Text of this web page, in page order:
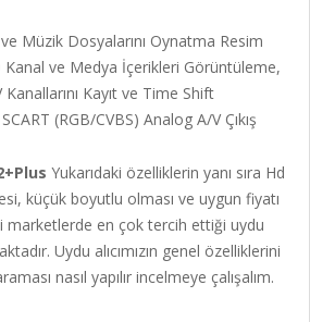
Müzik Dosyalarını Oynatma Resim
ve Medya İçerikleri Görüntüleme,
Kayıt ve Time Shift
(RGB/CVBS) Analog A/V Çıkış
Yukarıdaki özelliklerin yanı sıra Hd
küçük boyutlu olması ve uygun fiyatı
marketlerde en çok tercih ettiği uydu
Uydu alıcımızın genel özelliklerini
nasıl yapılır incelmeye çalışalım.